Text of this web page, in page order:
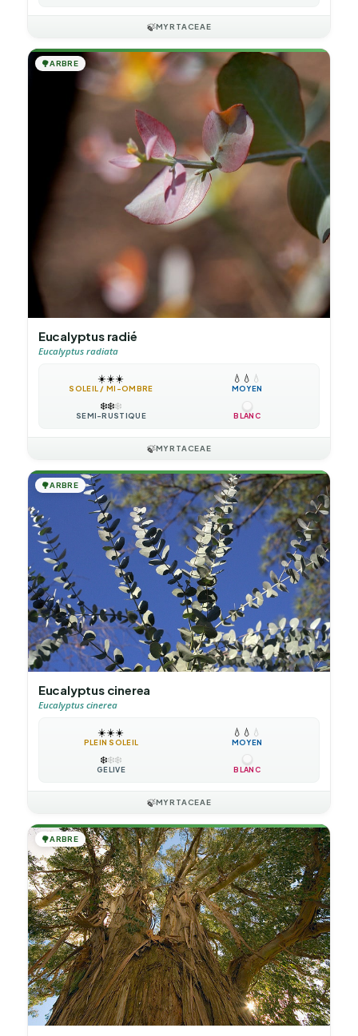
🍃MYRTACEAE
🌳ARBRE
Eucalyptus radié
Eucalyptus radiata
☀️☀️☀️
SOLEIL / MI-OMBRE
💧 💧 💧
MOYEN
❄️❄️❄️
SEMI-RUSTIQUE BLANC
🍃MYRTACEAE
🌳ARBRE
Eucalyptus cinerea
Eucalyptus cinerea
☀️☀️☀️
PLEIN SOLEIL
💧 💧 💧
MOYEN
❄️❄️❄️
GÉLIVE BLANC
🍃MYRTACEAE
🌳ARBRE